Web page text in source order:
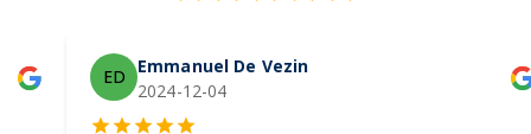
Emmanuel De Vezin
2024-12-04